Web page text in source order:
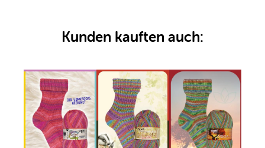
Kunden kauften auch: